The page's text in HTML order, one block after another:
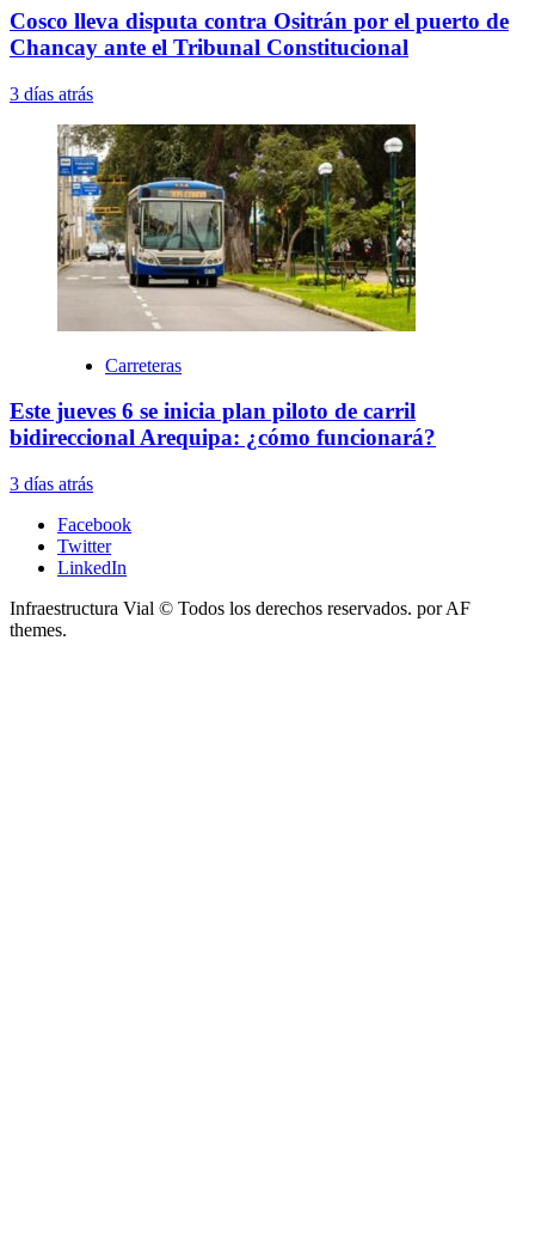
Cosco lleva disputa contra Ositrán por el puerto de
Chancay ante el Tribunal Constitucional
3 días atrás
Carreteras
Este jueves 6 se inicia plan piloto de carril
bidireccional Arequipa: ¿cómo funcionará?
3 días atrás
Facebook
Twitter
LinkedIn
Infraestructura Vial © Todos los derechos reservados. por AF
themes.